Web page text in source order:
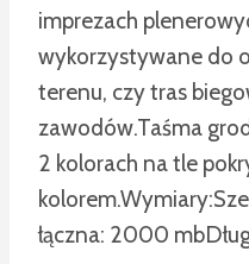
imprezach
wykorzystywane do
terenu, czy tras
zawodów.Taśma
2 kolorach na tle
kolorem.Wymiary:
łączna: 2000 mb